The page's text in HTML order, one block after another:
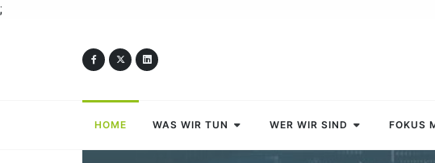
;
HOME WAS WIR TUN WER WIR SIND FOKUS